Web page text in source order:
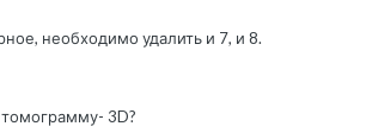
необходимо удалить и 7, и 8.
3D?